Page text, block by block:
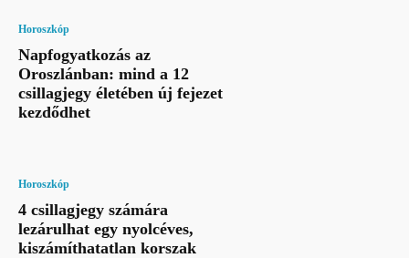
Horoszkóp
Napfogyatkozás az
Oroszlánban: mind a 12
csillagjegy életében új fejezet
kezdődhet
Horoszkóp
4 csillagjegy számára
lezárulhat egy nyolcéves,
kiszámíthatatlan korszak